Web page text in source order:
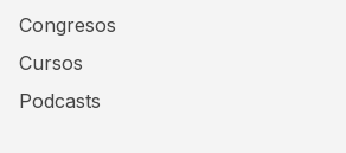
Congresos
Cursos
Podcasts